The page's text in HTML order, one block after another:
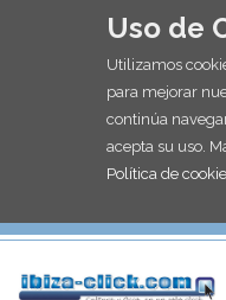
Uso de
Utilizamos
para mejorar
continúa
acepta su uso.
Política de